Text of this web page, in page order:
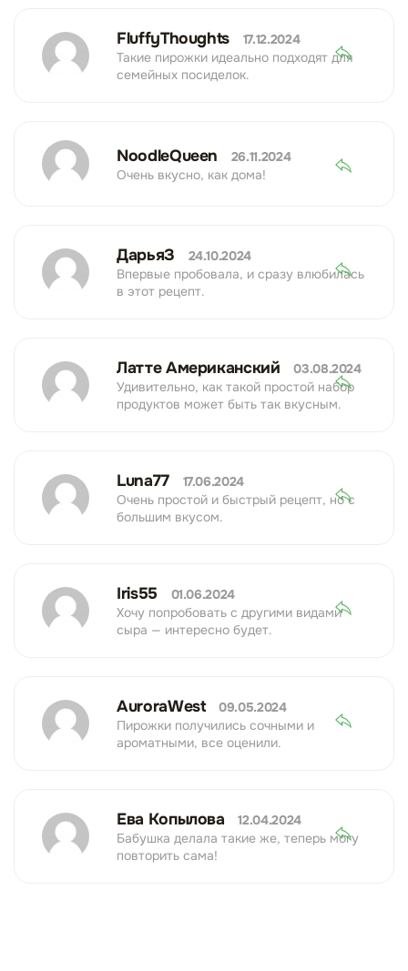
FluffyThoughts
17.12.2024
Такие пирожки идеально подходят для
семейных посиделок.
NoodleQueen
26.11.2024
Очень вкусно, как дома!
ДарьяЗ
24.10.2024
Впервые пробовала, и сразу влюбилась
в этот рецепт.
Латте Американский
03.08.2024
Удивительно, как такой простой набор
продуктов может быть так вкусным.
Luna77
17.06.2024
Очень простой и быстрый рецепт, но с
большим вкусом.
Iris55
01.06.2024
Хочу попробовать с другими видами
сыра — интересно будет.
AuroraWest
09.05.2024
Пирожки получились сочными и
ароматными, все оценили.
Ева Копылова
12.04.2024
Бабушка делала такие же, теперь могу
повторить сама!